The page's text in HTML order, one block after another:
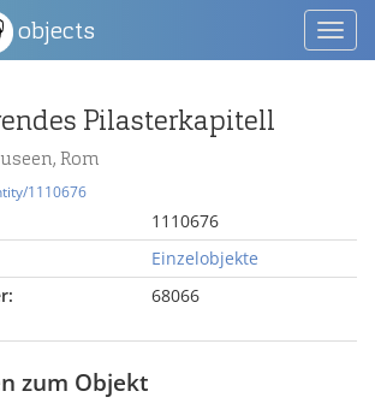
objects
Pilasterkapitell
Rom
1110676
1110676
Einzelobjekte
68066
zum Objekt